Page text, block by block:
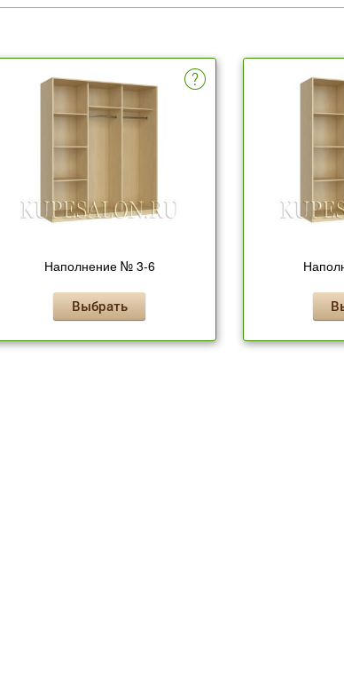
Наполнение № 3-6
Выбрать